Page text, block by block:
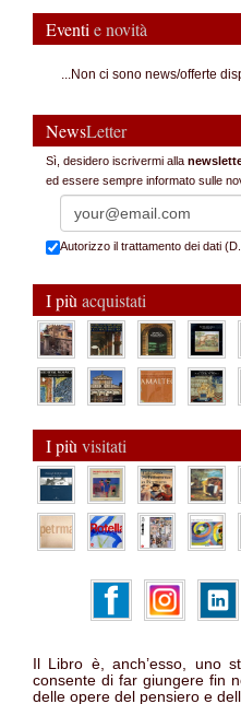
Eventi e novità
...Non ci sono news/offerte
NewsLetter
Sì, desidero iscrivermi alla
ed essere sempre informato sulle
Autorizzo il trattamento dei dati
I più acquistati
I più visitati
Il Libro è, anch’esso, uno
consente di far giungere fin
delle opere del pensiero e